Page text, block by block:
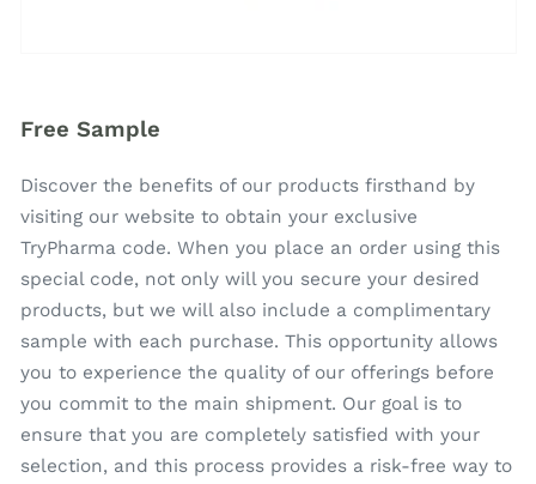
Free Sample
Discover the benefits of our products firsthand by
visiting our website to obtain your exclusive
TryPharma code. When you place an order using this
special code, not only will you secure your desired
products, but we will also include a complimentary
sample with each purchase. This opportunity allows
you to experience the quality of our offerings before
you commit to the main shipment. Our goal is to
ensure that you are completely satisfied with your
selection, and this process provides a risk-free way to